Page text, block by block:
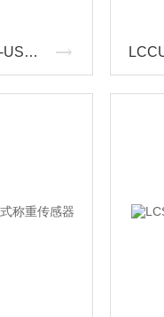
LCCU21-N200日本AND--USB输出紧凑型压缩称重传感器